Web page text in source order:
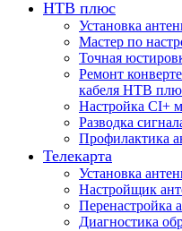
НТВ плюс
Установка
Мастер по
Точная
Ремонт
кабеля НТВ
Настройка CI+
Разводка
Профилактика
Телекарта
Установка
Настройщик
Перенастройка
Диагностика